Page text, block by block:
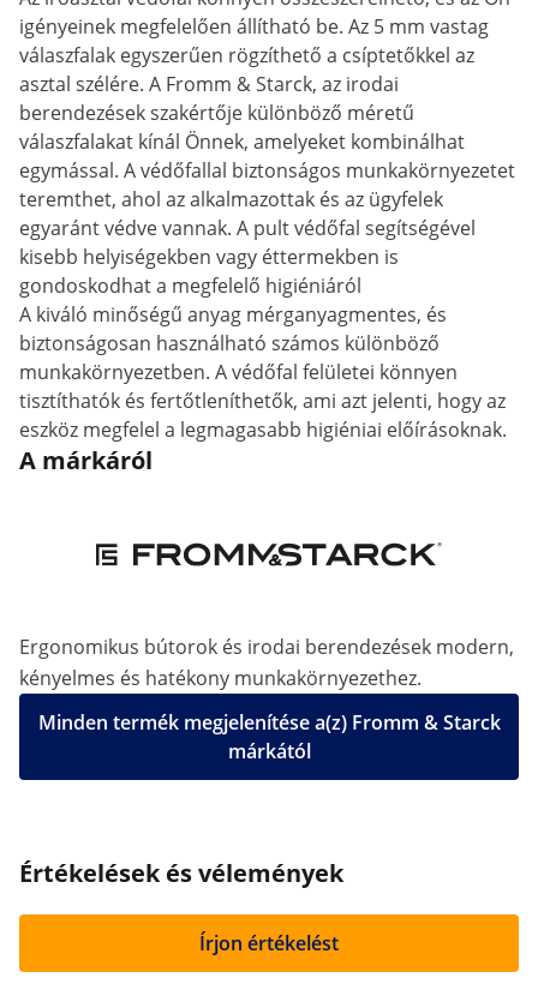
igényeinek megfelelően állítható be. Az 5 mm vastag
válaszfalak egyszerűen rögzíthető a csíptetőkkel az
asztal szélére. A Fromm & Starck, az irodai
berendezések szakértője különböző méretű
válaszfalakat kínál Önnek, amelyeket kombinálhat
egymással. A védőfallal biztonságos munkakörnyezetet
teremthet, ahol az alkalmazottak és az ügyfelek
egyaránt védve vannak. A pult védőfal segítségével
kisebb helyiségekben vagy éttermekben is
gondoskodhat a megfelelő higiéniáról
A kiváló minőségű anyag mérganyagmentes, és
biztonságosan használható számos különböző
munkakörnyezetben. A védőfal felületei könnyen
tisztíthatók és fertőtleníthetők, ami azt jelenti, hogy az
eszköz megfelel a legmagasabb higiéniai előírásoknak.
A márkáról
Ergonomikus bútorok és irodai berendezések modern,
kényelmes és hatékony munkakörnyezethez.
Minden termék megjelenítése a(z) Fromm & Starck
márkától
Értékelések és vélemények
Írjon értékelést